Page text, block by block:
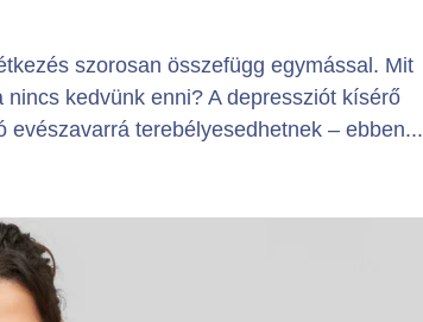
szorosan összefügg egymással. Mit
kedvünk enni? A depressziót kísérő
terebélyesedhetnek – ebben...